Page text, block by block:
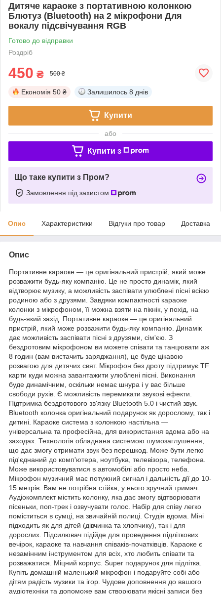
Дитяче караоке з портативною колонкою
Блютуз (Bluetooth) на 2 мікрофони Для
вокалу підсвічування RGB
Готово до відправки
Роздріб
450 ₴ 500 ₴
Економія 50 ₴ Залишилось 8 днів
Купити
або
Купити з
Що таке купити з Пром?
Замовлення під захистом
Опис Характеристики Відгуки про товар Доставка
Опис
Портативне караоке — це оригінальний пристрій, який може
розважити будь-яку компанію. Це не просто динамік, який
відтворює музику, а можливість заспівати улюблені пісні всією
родиною або з друзями. Завдяки компактності караоке
колонки з мікрофоном, її можна взяти на пікнік, у похід, на
будь-який захід. Портативне караоке — це оригінальний
пристрій, який може розважити будь-яку компанію. Динамік
дає можливість заспівати пісні з друзями, сім'єю. З
бездротовим мікрофоном ви можете співати та танцювати аж
8 годин (вам вистачить заряджання), це буде цікавою
розвагою для дитячих свят. Мікрофон без дроту підтримує TF
карти куди можна завантажити улюблені пісні. Виконання
буде динамічним, оскільки немає шнура і у вас більше
свободи рухів. Є можливість перемикати звукові ефекти.
Підтримка бездротового зв'язку Bluetooth 5.0 і чистий звук.
Bluetooth колонка оригінальний подарунок як дорослому, так і
дитині. Караоке система з колонкою настільна —
універсальна та професійна, для використання вдома або на
заходах. Технологія обладнана системою шумозаглушення,
що дає змогу отримати звук без перешкод. Може бути легко
під'єднаний до комп'ютера, ноутбука, телевізора, телефона.
Може використовуватися в автомобілі або просто неба.
Мікрофон музичний має потужний сигнал і дальність дії до 10-
15 метрів. Вам не потрібна стійка, у нього зручний тримач.
Аудіокомплект містить колонку, яка дає змогу відтворювати
пісеньки, поп-трек і озвучувати голос. Набір для співу легко
поміститься в сумці, на звичайній полиці. Студія вдома. Міні
підходить як для дітей (дівчинка та хлопчику), так і для
дорослих. Підсилювач підійде для проведення підліткових
вечірок, караоке та навчання співаків-початківців. Караоке є
незамінним інструментом для всіх, хто любить співати та
розважатися. Міцний корпус. Super подарунок для підлітка.
Купіть домашній маленький мікрофон і подаруйте собі або
дітям радість музики та ігор. Чудове доповнення до вашого
аудіотехніки та допоможе вам створювати якісні записи без